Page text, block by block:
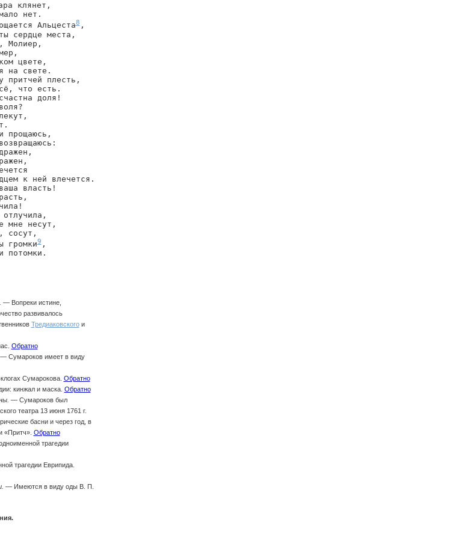
клянет,
нет.
Альцеста8,
сердце места,
Молиер,
цвете,
на свете.
притчей плесть,
что есть.
доля!
прощаюсь,
к ней влечется.
власть!
мне несут,
сосут,
громки9,
потомки.
— Вопреки истине,
развивалось
Тредиаковскогои
Обратно
— Сумароков имеет в виду
Сумарокова. Обратно
кинжал и маска. Обратно
— Сумароков был
театра 13 июня 1761 г.
басни и через год, в
«Притч». Обратно
трагедии
трагедии Еврипида.
— Имеются в виду оды В. П.